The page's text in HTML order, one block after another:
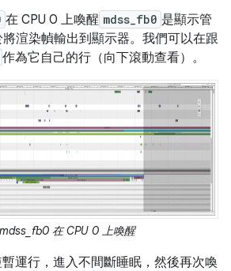
在 CPU 0 上喚醒 mdss_fb0 是顯示管
渲染幀輸出到顯示器。我們可以在跟
作為它自己的行（向下滾動查看）。
mdss_fb0 在 CPU 0 上喚醒
運行，進入不間斷睡眠，然後再次喚